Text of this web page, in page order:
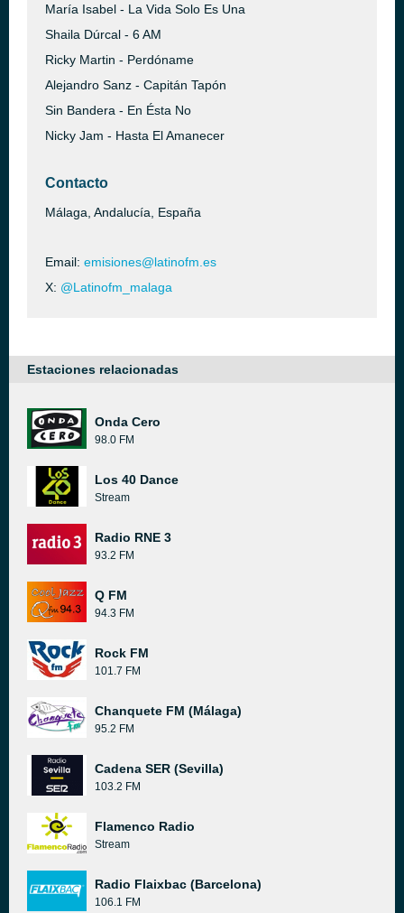
María Isabel - La Vida Solo Es Una
Shaila Dúrcal - 6 AM
Ricky Martin - Perdóname
Alejandro Sanz - Capitán Tapón
Sin Bandera - En Ésta No
Nicky Jam - Hasta El Amanecer
Contacto
Málaga, Andalucía, España
Email: emisiones@latinofm.es
X: @Latinofm_malaga
Estaciones relacionadas
Onda Cero
98.0 FM
Los 40 Dance
Stream
Radio RNE 3
93.2 FM
Q FM
94.3 FM
Rock FM
101.7 FM
Chanquete FM (Málaga)
95.2 FM
Cadena SER (Sevilla)
103.2 FM
Flamenco Radio
Stream
Radio Flaixbac (Barcelona)
106.1 FM